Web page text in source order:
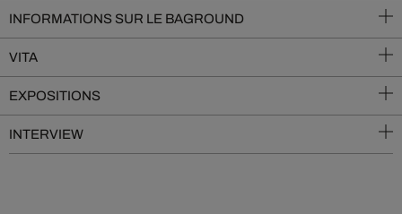
INFORMATIONS SUR LE BAGROUND
VITA
EXPOSITIONS
INTERVIEW